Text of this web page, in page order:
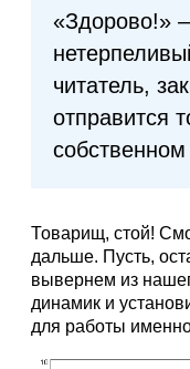
«Здорово!»
читатель,
отправится
Товарищ, стой!
дальше. Пусть,
вывернем из
динамик и
для работы